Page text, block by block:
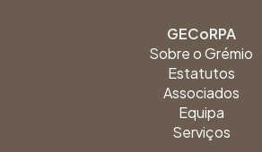
GECoRPA
Sobre o Grémio
Estatutos
Associados
Equipa
Serviços